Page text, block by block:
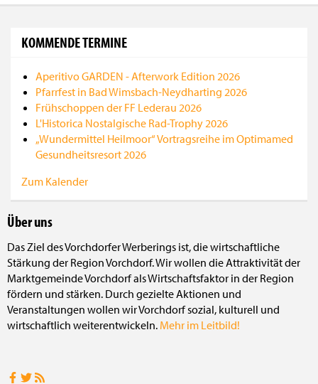
KOMMENDE TERMINE
Aperitivo GARDEN - Afterwork Edition 2026
Pfarrfest in Bad Wimsbach-Neydharting 2026
Frühschoppen der FF Lederau 2026
L'Historica Nostalgische Rad-Trophy 2026
„Wundermittel Heilmoor“ Vortragsreihe im Optimamed
Gesundheitsresort 2026
Zum Kalender
Über uns
Das Ziel des Vorchdorfer Werberings ist, die wirtschaftliche
Stärkung der Region Vorchdorf. Wir wollen die Attraktivität der
Marktgemeinde Vorchdorf als Wirtschaftsfaktor in der Region
fördern und stärken. Durch gezielte Aktionen und
Veranstaltungen wollen wir Vorchdorf sozial, kulturell und
wirtschaftlich weiterentwickeln. Mehr im Leitbild!